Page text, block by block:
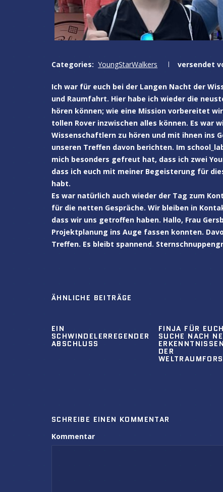
Categories: YoungStarWalkers versendet
Ich war für euch bei der Langen Nacht der
und Raumfahrt. Hier habe ich wieder die
hören können; wie eine Mission vorbereitet
tollen Rover inzwischen alles können. Es war
Wissenschaftlern zu hören und mit ihnen ins
unseren Treffen davon berichten. Im
mich besonders gefreut hat, dass ich zwei
dass ich euch mit meiner Begeisterung für
habt.
Es war natürlich auch wieder der Tag zum
für die netten Gespräche. Wir bleiben in
dass wir uns getroffen haben. Hallo, Frau
Projektplanung ins Auge fassen konnten.
Treffen. Es bleibt spannend.
ÄHNLICHE BEITRÄGE
EIN
SCHWINDELERREGENDER
ABSCHLUSS
FINJA FÜR
SUCHE NACH
DER
SCHREIBE EINEN KOMMENTAR
Kommentar